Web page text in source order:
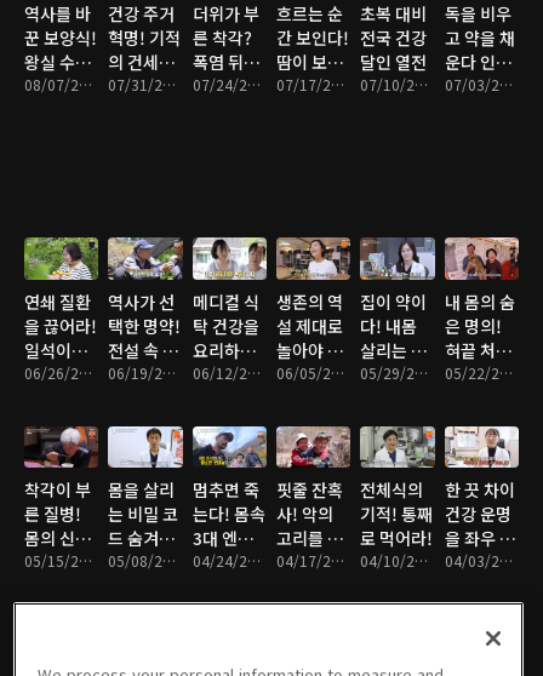
역사를 바
꾼 보양식!
왕실 수라
간 스캔들
08/07/2026 • 47분
건강 주거
혁명! 기적
의 건세권
을 찾아라!
07/31/2026 • 47분
더위가 부
른 착각?
폭염 뒤에
숨은 질병
07/24/2026 • 47분
흐르는 순
간 보인다!
땀이 보내
는 몸의 신
07/17/2026 • 47분
초복 대비
전국 건강
달인 열전
07/10/2026 • 47분
독을 비우
고 약을 채
운다 인체
법제술 07/03/2026 • 47분
연쇄 질환
을 끊어라!
일석이조
식재료의06/26/2026 • 47분
역사가 선
택한 명약!
전설 속 천
년 식재료
06/19/2026 • 47분
메디컬 식
탁 건강을
요리하는
의사들 06/12/2026 • 47분
생존의 역
설 제대로
놀아야 제
대로 산다
06/05/2026 • 47분
집이 약이
다! 내몸
살리는 건
세권의 비
05/29/2026 • 47분
내 몸의 숨
은 명의!
혀끝 처방
전
05/22/2026 • 47분
착각이 부
른 질병!
몸의 신호
를 잡아라
05/15/2026 • 47분
몸을 살리
는 비밀 코
드 숨겨진
영양소의05/08/2026 • 47분
멈추면 죽
는다! 몸속
3대 엔진
을 정비 하
04/24/2026 • 48분
핏줄 잔혹
사! 악의
고리를 끊
어라!
04/17/2026 • 47분
전체식의
기적! 통째
로 먹어라!
04/10/2026 • 47분
한 끗 차이
건강 운명
을 좌우 한
다
04/03/2026 • 47분